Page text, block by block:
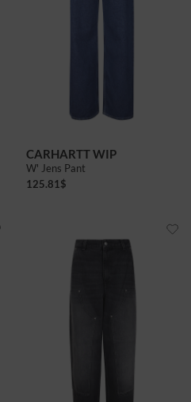
CARHARTT WIP
W' Jens Pant
125.81 $